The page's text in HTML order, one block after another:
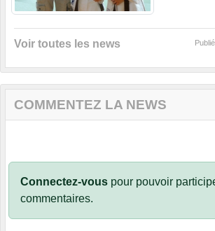
Voir toutes les news
COMMENTEZ LA NEWS
Connectez-vous pour pouvoir
commentaires.